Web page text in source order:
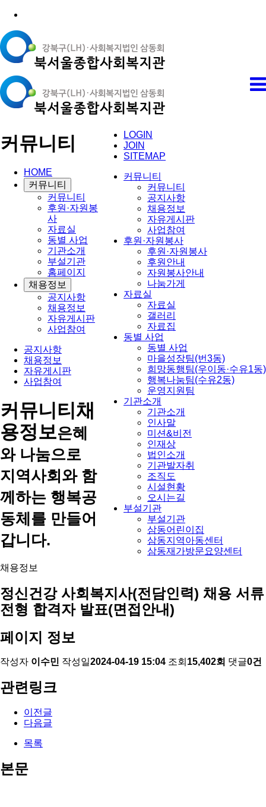
LOGIN
JOIN
SITEMAP
커뮤니티
커뮤니티
공지사항
채용정보
자유게시판
사업참여
후원·자원봉사
후원·자원봉사
후원안내
자원봉사안내
나눔가게
자료실
자료실
갤러리
자료집
동별 사업
동별 사업
마을성장팀(번3동)
희망동행팀(우이동·수유1동)
행복나눔팀(수유2동)
운영지원팀
기관소개
기관소개
인사말
미션&비전
인재상
법인소개
기관발자취
조직도
시설현황
오시는길
부설기관
부설기관
삼동어린이집
삼동지역아동센터
삼동재가방문요양센터
커뮤니티
HOME
커뮤니티
커뮤니티
후원·자원봉
사
자료실
동별 사업
기관소개
부설기관
홈페이지
채용정보
공지사항
채용정보
자유게시판
사업참여
공지사항
채용정보
자유게시판
사업참여
커뮤니티채
용정보은혜
와 나눔으로
지역사회와 함
께하는 행복공
동체를 만들어
갑니다.
채용정보
정신건강 사회복지사(전담인력) 채용 서류
전형 합격자 발표(면접안내)
페이지 정보
작성자 이수민 작성일2024-04-19 15:04 조회 15,402회 댓글0건
관련링크
이전글
다음글
목록
본문